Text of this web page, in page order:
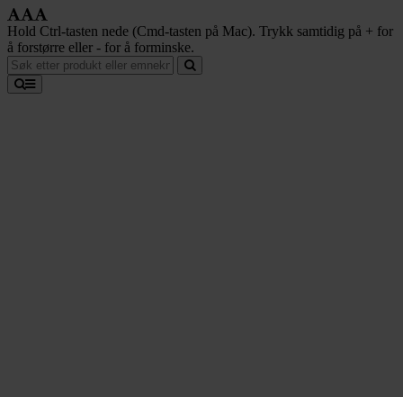
Hold Ctrl-tasten nede (Cmd-tasten på Mac). Trykk samtidig på + for
å forstørre eller - for å forminske.